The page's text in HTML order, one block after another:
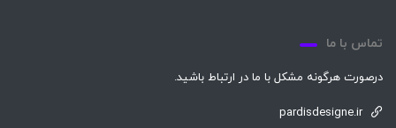
تماس با ما
درصورت هرگونه مشکل با ما در ارتباط باشید.
pardisdesigne.ir